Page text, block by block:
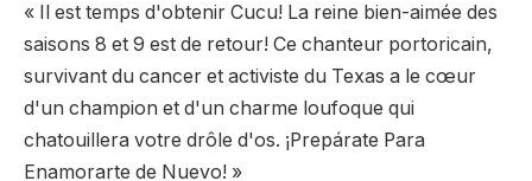
« Il est temps d'obtenir Cucu! La reine bien-aimée des
saisons 8 et 9 est de retour! Ce chanteur portoricain,
survivant du cancer et activiste du Texas a le cœur
d'un champion et d'un charme loufoque qui
chatouillera votre drôle d'os. ¡Prepárate Para
Enamorarte de Nuevo! »